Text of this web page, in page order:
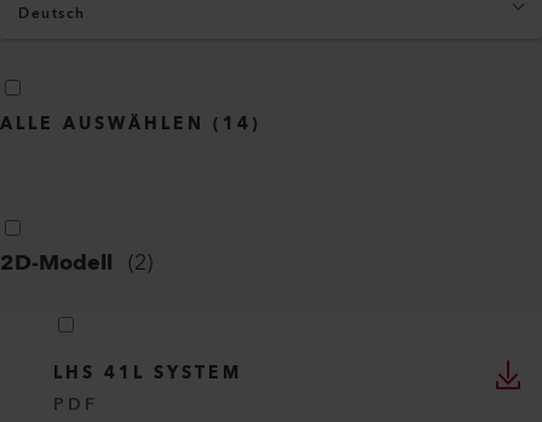
Deutsch
ALLE AUSWÄHLEN ( 14)
2D-Modell (2)
LHS 41L SYSTEM
PDF